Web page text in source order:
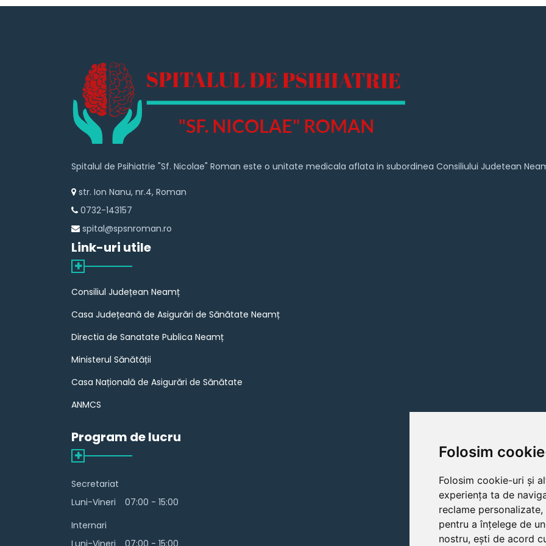
Folosim
Folosim cookie-uri și
experiența ta de
reclame
pentru a înțelege de
nostru, ești de acord
Spitalul de Psihiatrie "Sf. Nicolae" Roman este o unitate medicala aflata in subordinea Consiliului Judetean
str. Ion Nanu, nr.4, Roman
0732-143157
spital@spsnroman.ro
Link-uri utile
Consiliul Județean Neamț
Casa Județeană de Asigurări de Sănătate Neamț
Directia de Sanatate Publica Neamț
Ministerul Sănătății
Casa Națională de Asigurări de Sănătate
ANMCS
Program de lucru
Secretariat
Luni-Vineri
07:00 - 15:00
Internari
Luni-Vineri
07:00 - 15:00